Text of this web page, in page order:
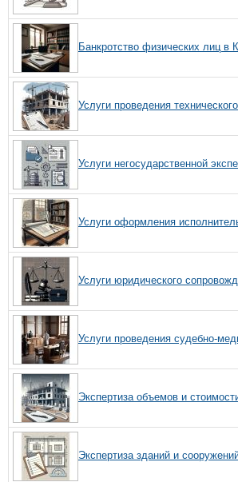
Банкротство физических лиц в
Услуги проведения
Услуги негосударственной
Услуги оформления
Услуги юридического
Услуги проведения судебно-
Экспертиза объемов и
Экспертиза зданий и